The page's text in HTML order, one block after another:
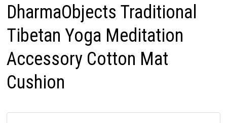
DharmaObjects Traditional
Tibetan Yoga Meditation
Accessory Cotton Mat
Cushion